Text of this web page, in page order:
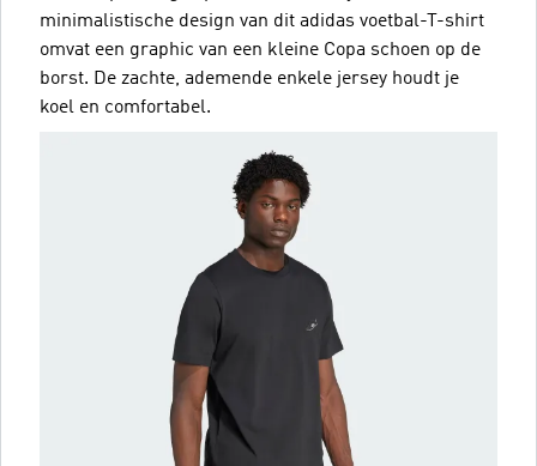
minimalistische design van dit adidas voetbal-T-shirt
omvat een graphic van een kleine Copa schoen op de
borst. De zachte, ademende enkele jersey houdt je
koel en comfortabel.